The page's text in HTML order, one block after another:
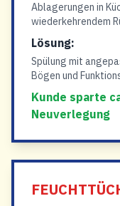
Ablagerungen in
wiederkehrendem
Lösung:
Spülung mit
Bögen und
Kunde sparte
Neuverlegung